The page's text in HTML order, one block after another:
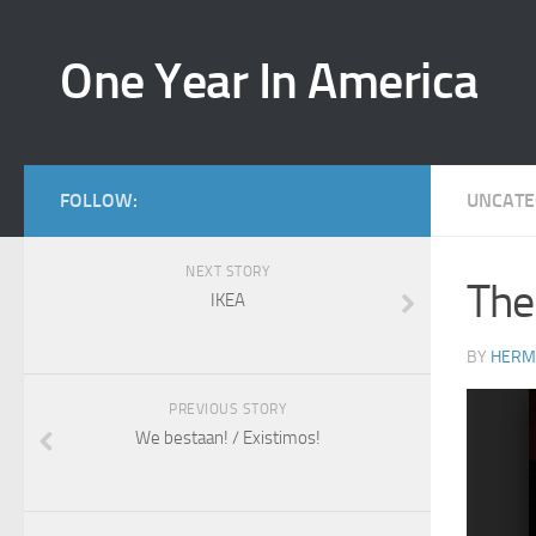
One Year In America
BY
FOLLOW:
NEXT STORY
IKEA
PREVIOUS STORY
We bestaan! / Existimos!